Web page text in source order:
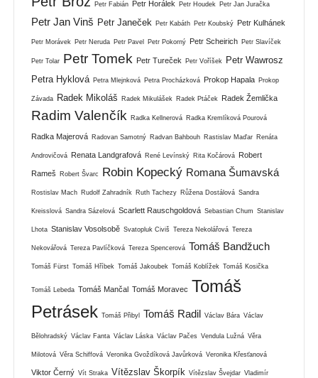
Petr Fabián Petr Horálek Petr Houdek Petr Jan Juračka
Petr Jan Vinš Petr Janeček Petr Kabáth Petr Koubský Petr Kulhánek
Petr Morávek Petr Neruda Petr Pavel Petr Pokorný Petr Scheirich Petr Slavíček
Petr Tolar Petr Tomek Petr Tureček Petr Voříšek
Petr Wawrosz
Petra Hyklová Petra Mlejnková Petra Procházková Prokop Hapala Prokop
Závada Radek Mikoláš Radek Mikulášek Radek Ptáček Radek Žemlička
Radim Valenčík Radka Kellnerová Radka Kremlíková Pourová
Radka Majerová Radovan Samotný Radvan Bahbouh Rastislav Maďar Renáta
Androvičová Renata Landgrafová René Levínský Rita Kočárová Robert
Rameš Robert Švarc Robin Kopecký Romana Šumavská
Rostislav Mach Rudolf Zahradník Ruth Tachezy Růžena Dostálová Sandra
Kreisslová Sandra Sázelová Scarlett Rauschgoldová Sebastian Chum Stanislav
Lhota Stanislav Vosolsobě Svatopluk Civiš Tereza Nekolářová Tereza
Nekovářová Tereza Pavlíčková Tereza Spencerová Tomáš Bandžuch
Tomáš Fürst Tomáš Hříbek Tomáš Jakoubek Tomáš Koblížek Tomáš Kosička
Tomáš Lebeda Tomáš Mančal Tomáš Moravec Tomáš
Petrásek Tomáš Přibyl Tomáš Radil Václav Bára Václav
Bělohradský Václav Fanta Václav Láska Václav Pačes Vendula Lužná Věra
Milotová Věra Schiffová Veronika Gvoždíková Javůrková Veronika Křesťanová
Viktor Černý Vít Straka Vítězslav Škorpík Vítězslav Švejdar Vladimír